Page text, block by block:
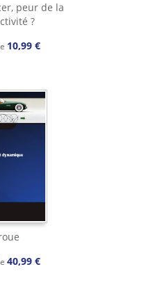
peur de la
?
10,99 €
40,99 €